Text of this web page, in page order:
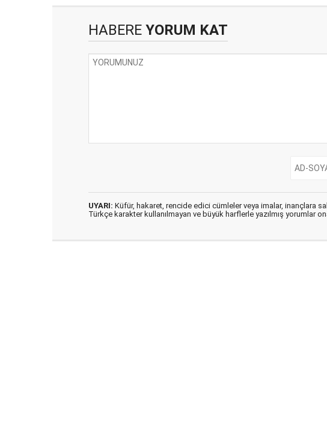
HABERE YORUM KAT
UYARI: Küfür, hakaret, rencide edici cümleler veya imalar, inançlara
Türkçe karakter kullanılmayan ve büyük harflerle yazılmış yorumlar